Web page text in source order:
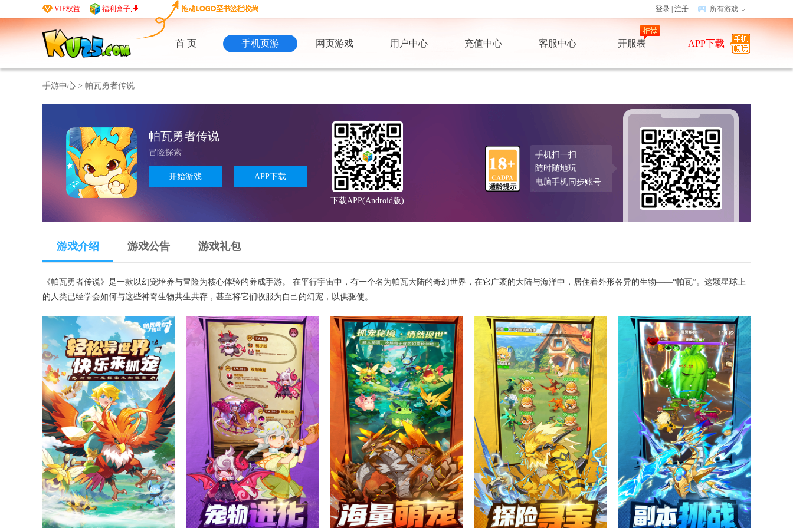
VIP权益 福利盒子 登录 注册 所有游戏
首 页 手机页游 网页游戏 用户中心 充值中心 客服中心 开服表 APP下载
手游中心 > 帕瓦勇者传说
帕瓦勇者传说
冒险探索
开始游戏 APP下载
下载APP(Android版)
手机扫一扫
随时随地玩
电脑手机同步账号
游戏介绍 游戏公告 游戏礼包
《帕瓦勇者传说》是一款以幻宠培养与冒险为核心体验的养成手游。 在平行宇宙中，有一个名为帕瓦大陆的奇幻世界，在它广袤的大陆与海洋中，居住着外形各异的生物——“帕瓦”。这颗星球上
的人类已经学会如何与这些神奇生物共生共存，甚至将它们收服为自己的幻宠，以供驱使。